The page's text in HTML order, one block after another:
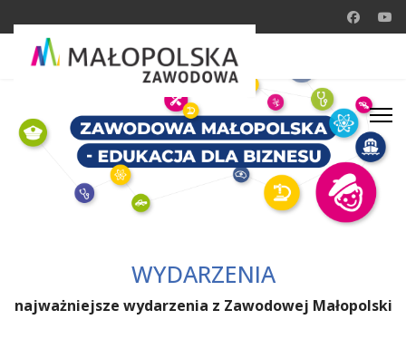
WYDARZENIA
najważniejsze wydarzenia z Zawodowej Małopolski